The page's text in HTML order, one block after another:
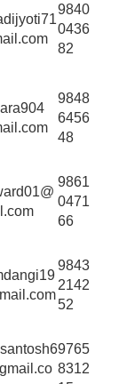
9840
0436
82
9848
6456
48
9861
0471
66
9843
2142
52
9765
8312